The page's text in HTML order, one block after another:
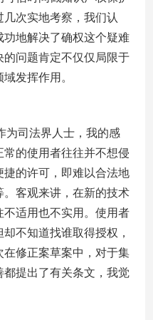
次实地考察，我们认
地解决了确权这个疑难
问题肯定不仅仅局限于
发挥作用。
为司法界人士，我的感
的使用者往往并不想侵
的许可，即难以合法地
客观来讲，在新的技术
适用也不实用。使用者
不知道找谁取得授权，
修正案草案中，对于集
提出了有关条文，我觉